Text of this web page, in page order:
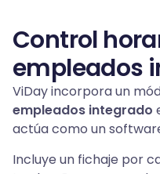
Control
empleados
ViDay incorpora un
empleados integrado
actúa como un
Incluye un fichaje por